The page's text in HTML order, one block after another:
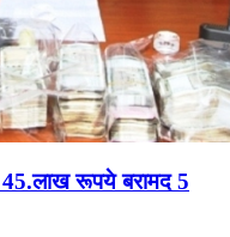
रूपये बरामद 5